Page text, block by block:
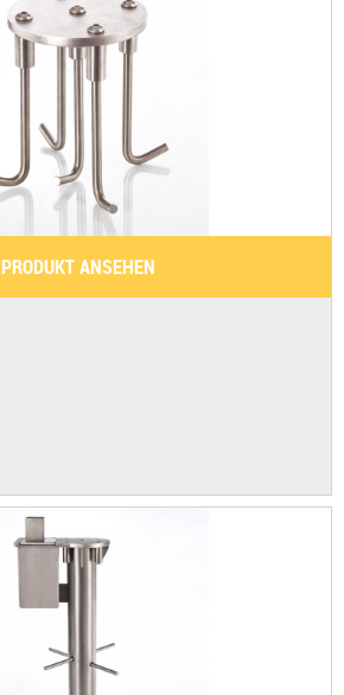
PRODUKT ANSEHEN